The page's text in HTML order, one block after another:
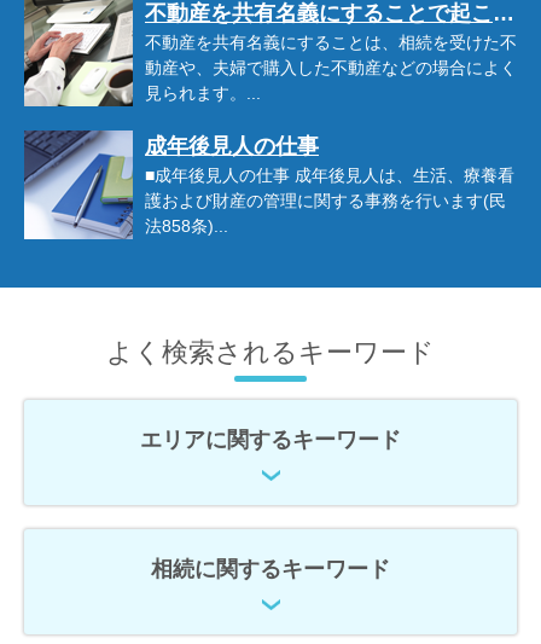
不動産を共有名義にすることで起こりやすいトラブルとは?
不動産を共有名義にすることは、相続を受けた不
動産や、夫婦で購入した不動産などの場合によく
見られます。...
成年後見人の仕事
■成年後見人の仕事 成年後見人は、生活、療養看
護および財産の管理に関する事務を行います(民
法858条)...
よく検索されるキーワード
エリアに関するキーワード
相続に関するキーワード